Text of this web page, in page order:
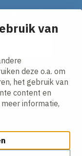
van
deze o.a. om
het gebruik van
content en
informatie,
policy